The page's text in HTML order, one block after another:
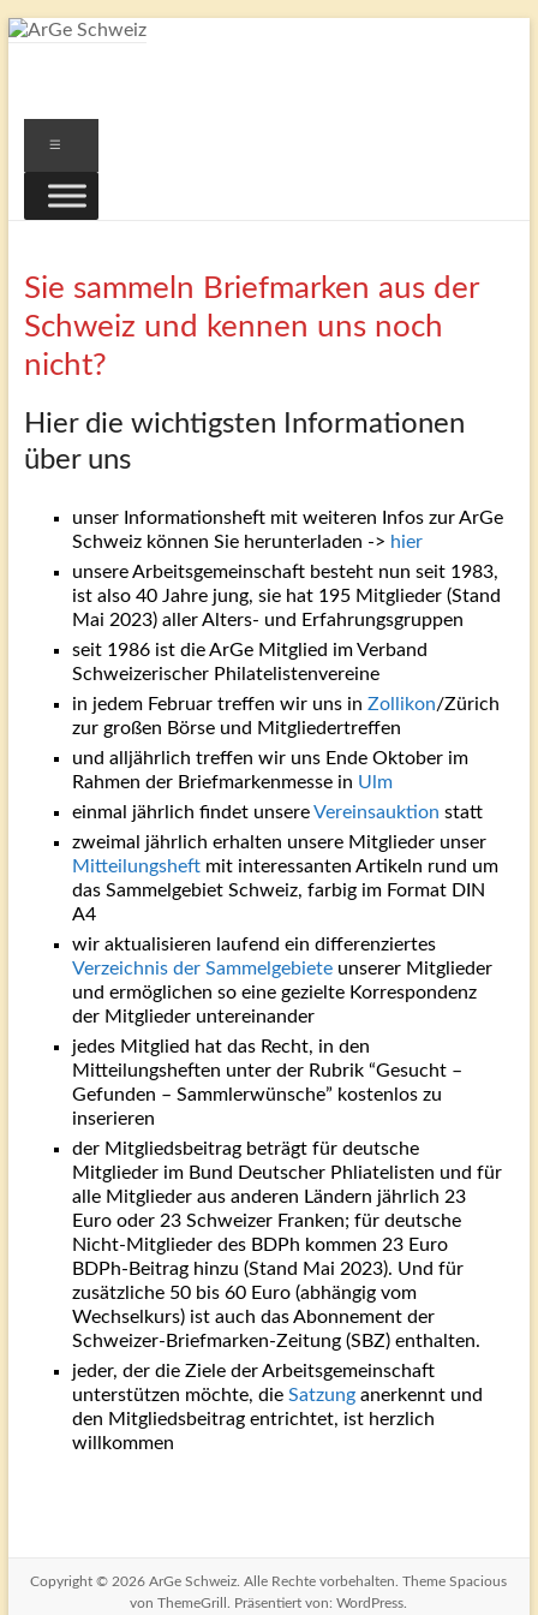
Zum
Schweiz
…
eine
Freunden
Schweizer
Sie sammeln Briefmarken aus der
Schweiz und kennen uns noch
nicht?
Hier die wichtigsten Informationen
über uns
unser Informationsheft mit weiteren Infos zur ArGe
Schweiz können Sie herunterladen -> hier
unsere Arbeitsgemeinschaft besteht nun seit 1983,
ist also 40 Jahre jung, sie hat 195 Mitglieder (Stand
Mai 2023) aller Alters- und Erfahrungsgruppen
seit 1986 ist die ArGe Mitglied im Verband
Schweizerischer Philatelistenvereine
in jedem Februar treffen wir uns in Zollikon/Zürich
zur großen Börse und Mitgliedertreffen
und alljährlich treffen wir uns Ende Oktober im
Rahmen der Briefmarkenmesse in Ulm
einmal jährlich findet unsereVereinsauktion statt
zweimal jährlich erhalten unsere Mitglieder unser
Mitteilungsheft mit interessanten Artikeln rund um
das Sammelgebiet Schweiz, farbig im Format DIN
A4
wir aktualisieren laufend ein differenziertes
Verzeichnis der Sammelgebieteunserer Mitglieder
und ermöglichen so eine gezielte Korrespondenz
der Mitglieder untereinander
jedes Mitglied hat das Recht, in den
Mitteilungsheften unter der Rubrik “Gesucht –
Gefunden – Sammlerwünsche” kostenlos zu
inserieren
der Mitgliedsbeitrag beträgt für deutsche
Mitglieder im Bund Deutscher Phliatelisten und für
alle Mitglieder aus anderen Ländern jährlich 23
Euro oder 23 Schweizer Franken; für deutsche
Nicht-Mitglieder des BDPh kommen 23 Euro
BDPh-Beitrag hinzu (Stand Mai 2023). Und für
zusätzliche 50 bis 60 Euro (abhängig vom
Wechselkurs) ist auch das Abonnement der
Schweizer-Briefmarken-Zeitung (SBZ) enthalten.
jeder, der die Ziele der Arbeitsgemeinschaft
unterstützen möchte, die Satzung anerkennt und
den Mitgliedsbeitrag entrichtet, ist herzlich
willkommen
Copyright © 2026ArGe Schweiz . Alle Rechte vorbehalten. ThemeSpacious
von ThemeGrill. Präsentiert von:WordPress